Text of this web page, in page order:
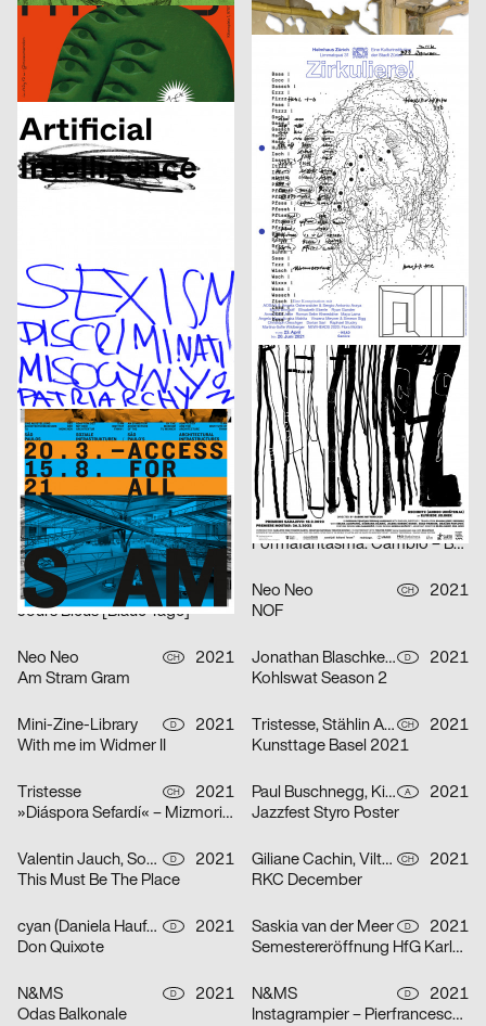
Human Parasite
Etudes d’espace [Raumstudien] n° 1-52 – Visarte Vaud
DIA Studio
2021
Optimo – Antique Legacy
Vinzenz Meyner CH
2021
Zirkuliere! Eine Konspiration
Artificial Sexism
2xGoldstein D
2021
Adele Stroh D Maximage CH
2021
ARSENIC Saison 2021–2022
Frauen der Wiener Werkstätte
3007 A
2021
Claudiabasel Grafik & Interaktion CH
2021
S AM Accsess for all
CH
2021
Die Nase
Balmer Hählen CH
2021
Foreign Agent – Live Bold
Balmer Hählen CH
2021
Phila Büdding, Jana Rzehak D
2021
Jazzkabinett
figures CH
2021
Kunsthalle Fribourg 30/40 ans Jubilé
Atelier Bundi AG CH
2021
Edgar
Herendi Artemisio CH
2021
Formafantasma: Cambio – Baum, Holz, Mensch
Neo Neo CH
2021
Jours Bleus [Blaue Tage]
Neo Neo CH
2021
NOF
Neo Neo CH
2021
Am Stram Gram
Jonathan Blaschke, Bruno Jacoby D
2021
Kohlswat Season 2
Mini-Zine-Library D
2021
With me im Widmer II
Tristesse, Stählin Alena CH
2021
Kunsttage Basel 2021
Tristesse CH
2021
»Diáspora Sefardí« – Mizmorim Kammermusik Festival
Paul Buschnegg, Kilian Hanappi, Marcus Wagner A
2021
Jazzfest Styro Poster
Valentin Jauch, Sonia González D
2021
This Must Be The Place
Giliane Cachin, Vilté Jurgutyté CH
2021
RKC December
cyan (Daniela Haufe + Detlef Fiedler) D
2021
Don Quixote
Saskia van der Meer D
2021
Semestereröffnung HfG Karlsruhe
N&MS D
2021
Odas Balkonale
N&MS D
2021
Instagrampier – Pierfrancesco Celada